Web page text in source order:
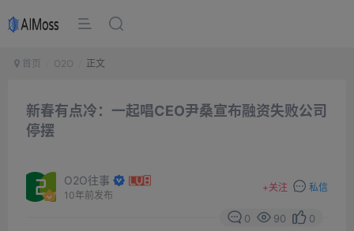
首页 O2O 正文
新春有点冷：一起唱CEO尹桑宣布融资失败公司
停摆
O2O往事
10年前发布
+关注 私信
0 90 0